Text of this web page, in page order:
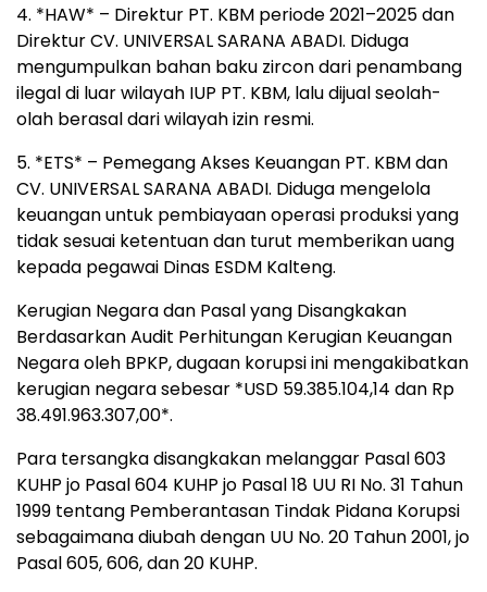
4. *HAW* – Direktur PT. KBM periode 2021–2025 dan
Direktur CV. UNIVERSAL SARANA ABADI. Diduga
mengumpulkan bahan baku zircon dari penambang
ilegal di luar wilayah IUP PT. KBM, lalu dijual seolah-
olah berasal dari wilayah izin resmi.
5. *ETS* – Pemegang Akses Keuangan PT. KBM dan
CV. UNIVERSAL SARANA ABADI. Diduga mengelola
keuangan untuk pembiayaan operasi produksi yang
tidak sesuai ketentuan dan turut memberikan uang
kepada pegawai Dinas ESDM Kalteng.
Kerugian Negara dan Pasal yang Disangkakan
Berdasarkan Audit Perhitungan Kerugian Keuangan
Negara oleh BPKP, dugaan korupsi ini mengakibatkan
kerugian negara sebesar *USD 59.385.104,14 dan Rp
38.491.963.307,00*.
Para tersangka disangkakan melanggar Pasal 603
KUHP jo Pasal 604 KUHP jo Pasal 18 UU RI No. 31 Tahun
1999 tentang Pemberantasan Tindak Pidana Korupsi
sebagaimana diubah dengan UU No. 20 Tahun 2001, jo
Pasal 605, 606, dan 20 KUHP.